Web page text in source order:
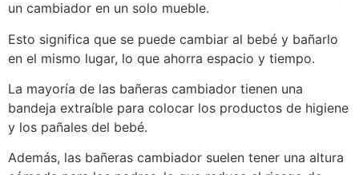
un cambiador en un solo mueble.
Esto significa que se puede cambiar al bebé y bañarlo
en el mismo lugar, lo que ahorra espacio y tiempo.
La mayoría de las bañeras cambiador tienen una
bandeja extraíble para colocar los productos de higiene
y los pañales del bebé.
Además, las bañeras cambiador suelen tener una altura